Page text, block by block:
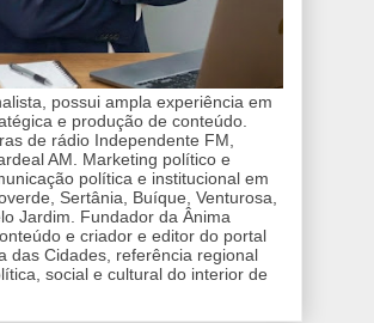
possui ampla experiência em
e produção de conteúdo.
de rádio Independente FM,
AM. Marketing político e
política e institucional em
Sertânia, Buíque, Venturosa,
Jardim. Fundador da Ânima
e criador e editor do portal
das Cidades, referência regional
social e cultural do interior de